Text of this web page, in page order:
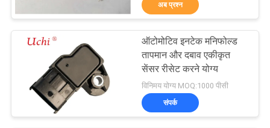
का
अनुरोध
साइटमैप
एनटीसी थर्मामीटर
87
अब प्रश्न
ऑटोमोटिव इनटेक मनिफोल्ड
तापमान और दबाव एकीकृत
सेंसर रीसेट करने योग्य
विनिमय योग्य MOQ:1000 पीसी
संपर्क